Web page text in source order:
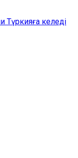
Түркияға келеді